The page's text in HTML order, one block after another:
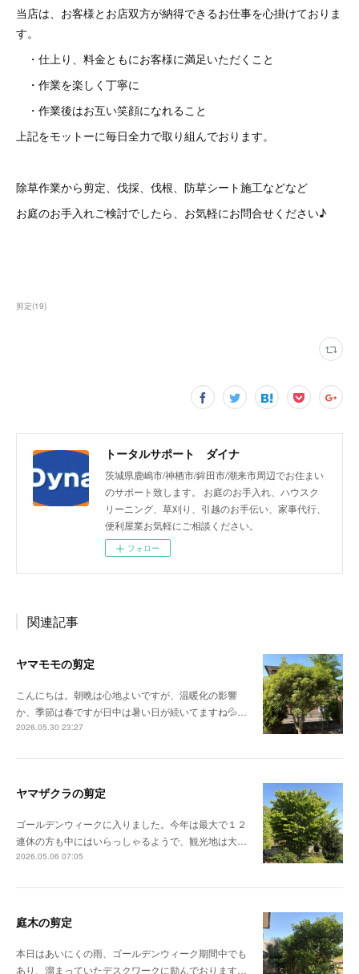
当店は、お客様とお店双方が納得できるお仕事を心掛けておりま
す。
・仕上り、料金ともにお客様に満足いただくこと
・作業を楽しく丁寧に
・作業後はお互い笑顔になれること
上記をモットーに毎日全力で取り組んでおります。
除草作業から剪定、伐採、伐根、防草シート施工などなど
お庭のお手入れご検討でしたら、お気軽にお問合せください♪
剪定(19)
トータルサポート ダイナ
茨城県鹿嶋市/神栖市/鉾田市/潮来市周辺でお住まい
のサポート致します。 お庭のお手入れ、ハウスク
リーニング、草刈り、引越のお手伝い、家事代行、
便利屋業お気軽にご相談ください。
フォロー
関連記事
ヤマモモの剪定
こんにちは。朝晩は心地よいですが、温暖化の影響
か、季節は春ですが日中は暑い日が続いてますね💦…
2026.05.30 23:27
ヤマザクラの剪定
ゴールデンウィークに入りました。今年は最大で１２
連休の方も中にはいらっしゃるようで、観光地は大…
2026.05.06 07:05
庭木の剪定
本日はあいにくの雨、ゴールデンウィーク期間中でも
あり、溜まっていたデスクワークに励んでおります…